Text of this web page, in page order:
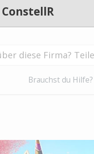
Brauchst du Hilfe?